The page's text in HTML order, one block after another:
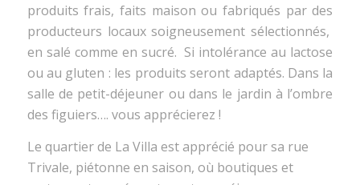
produits frais, faits maison ou fabriqués par des
producteurs locaux soigneusement sélectionnés,
en salé comme en sucré. Si intolérance au lactose
ou au gluten : les produits seront adaptés. Dans la
salle de petit-déjeuner ou dans le jardin à l’ombre
des figuiers…. vous apprécierez !
Le quartier de La Villa est apprécié pour sa rue
Trivale, piétonne en saison, où boutiques et